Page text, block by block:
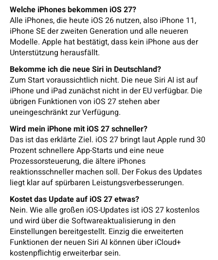
Welche iPhones bekommen iOS 27?
Alle iPhones, die heute iOS 26 nutzen, also iPhone 11,
iPhone SE der zweiten Generation und alle neueren
Modelle. Apple hat bestätigt, dass kein iPhone aus der
Unterstützung herausfällt.
Bekomme ich die neue Siri in Deutschland?
Zum Start voraussichtlich nicht. Die neue Siri AI ist auf
iPhone und iPad zunächst nicht in der EU verfügbar. Die
übrigen Funktionen von iOS 27 stehen aber
uneingeschränkt zur Verfügung.
Wird mein iPhone mit iOS 27 schneller?
Das ist das erklärte Ziel. iOS 27 bringt laut Apple rund 30
Prozent schnellere App-Starts und eine neue
Prozessorsteuerung, die ältere iPhones
reaktionsschneller machen soll. Der Fokus des Updates
liegt klar auf spürbaren Leistungsverbesserungen.
Kostet das Update auf iOS 27 etwas?
Nein. Wie alle großen iOS-Updates ist iOS 27 kostenlos
und wird über die Softwareaktualisierung in den
Einstellungen bereitgestellt. Einzig die erweiterten
Funktionen der neuen Siri AI können über iCloud+
kostenpflichtig erweiterbar sein.